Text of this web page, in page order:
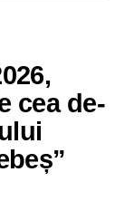
cea de-